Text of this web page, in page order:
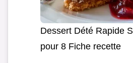
Dessert Dété Rapide
pour 8 Fiche recette